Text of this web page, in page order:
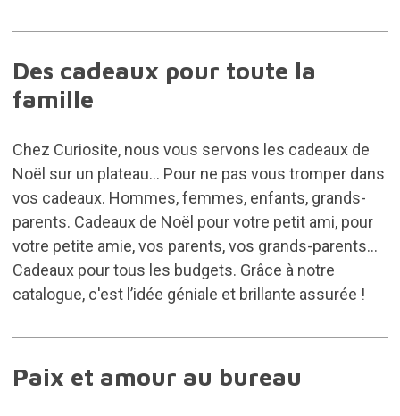
Des cadeaux pour toute la
famille
Chez Curiosite, nous vous servons les cadeaux de
Noël sur un plateau... Pour ne pas vous tromper dans
vos cadeaux. Hommes, femmes, enfants, grands-
parents. Cadeaux de Noël pour votre petit ami, pour
votre petite amie, vos parents, vos grands-parents...
Cadeaux pour tous les budgets. Grâce à notre
catalogue, c'est l’idée géniale et brillante assurée !
Paix et amour au bureau